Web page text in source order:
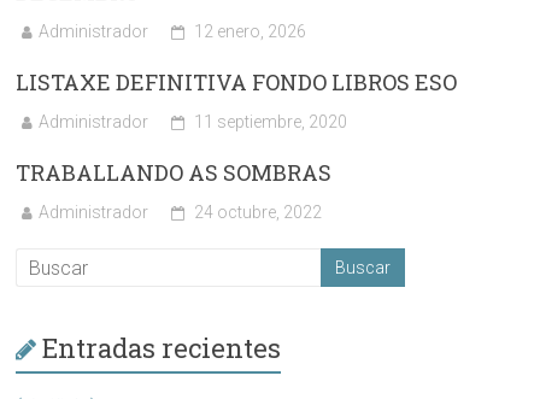
Administrador 12 enero, 2026
LISTAXE DEFINITIVA FONDO LIBROS ESO
Administrador 11 septiembre, 2020
TRABALLANDO AS SOMBRAS
Administrador 24 octubre, 2022
Entradas recientes